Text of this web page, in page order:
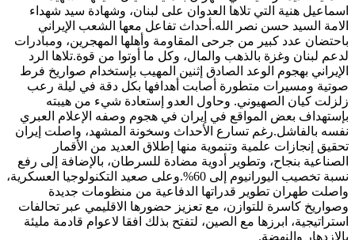
اسماعيل هنية التي تلاها العدوان على لبنان، وشهادة سيد شهداء
الامة السيد حسن نصر الله.أحداث تفاعل معها الشعب الإيراني
باحتضان عدد كبير من جرحى المقاومة وأهلها المهجرين، ومبادرات
لدعم لبنان وغزة بالذهب والمال، وكل ما أوتوا من قوة.تلاها الرد
الإيراني بهجوم الوعد الصادق إثنين المهيب بإستخدام صواريخ فرط
صوتية ومسيرات متطورة أصابت أهدافها بكل دقة في ليلة رعب
زلزلت كيان الصهيوني. وحاول العدو إستعادة شيء من هيبته
بإستهداف بعض المواقع في إيران في هجوم وصفه الإعلام العبري
نفسه بالفاشل.رغم تسارع الأحداث وسخونة المشهد، واصلت إيران
تحقيق إنجازات علمية وتنموية منها إطلاق العديد من الأقمار
الصناعية بنجاح، وتطوير أدوية مضادة للسرطان، بالإضافة إلى رفع
نسبة تخصيب اليورانيوم إلى 60%.وعلى صعيد التكنولوجيا العسكرية،
واصلت طهران تطوير قدراتها الدفاعية من منظومات جديدة
وصواريخ كاسرة للتوازن، مع تعزيز حضورها الاقليمي عبر تحالفات
استراتيجية، ابرزها مع الصين، لتفتح بذلك افقا لاعوام قادمة مليئة
بالازدهار والنهضة.